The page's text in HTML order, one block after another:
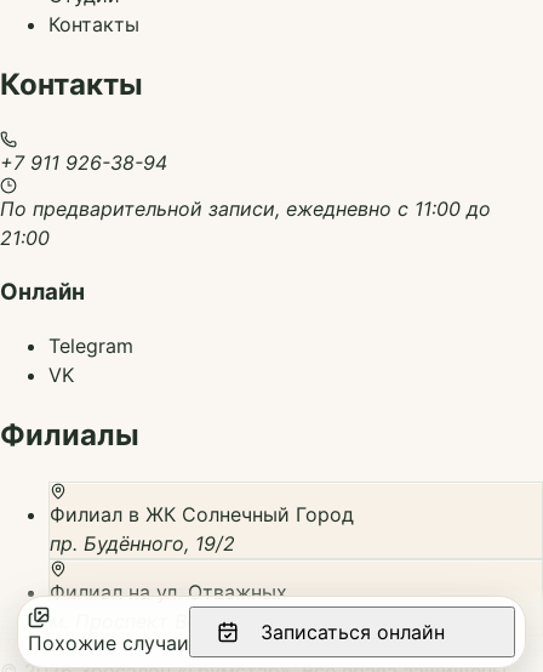
Контакты
Контакты
+7 911 926-38-94
По предварительной записи, ежедневно с 11:00 до
21:00
Онлайн
Telegram
VK
Филиалы
Филиал в ЖК Солнечный Город
пр. Будённого, 19/2
Филиал на ул. Отважных
м. Проспект Ветеранов, ул. Отважных, 4
Похожие случаи Записаться онлайн